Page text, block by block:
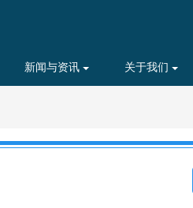
新闻与资讯 关于我们